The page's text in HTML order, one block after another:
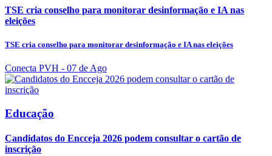
TSE cria conselho para monitorar desinformação e IA nas
eleições
TSE cria conselho para monitorar desinformação e IA nas eleições
Conecta PVH - 07 de Ago
Educação
Candidatos do Encceja 2026 podem consultar o cartão de
inscrição